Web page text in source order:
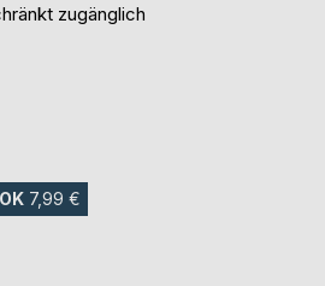
zugänglich
7,99 €